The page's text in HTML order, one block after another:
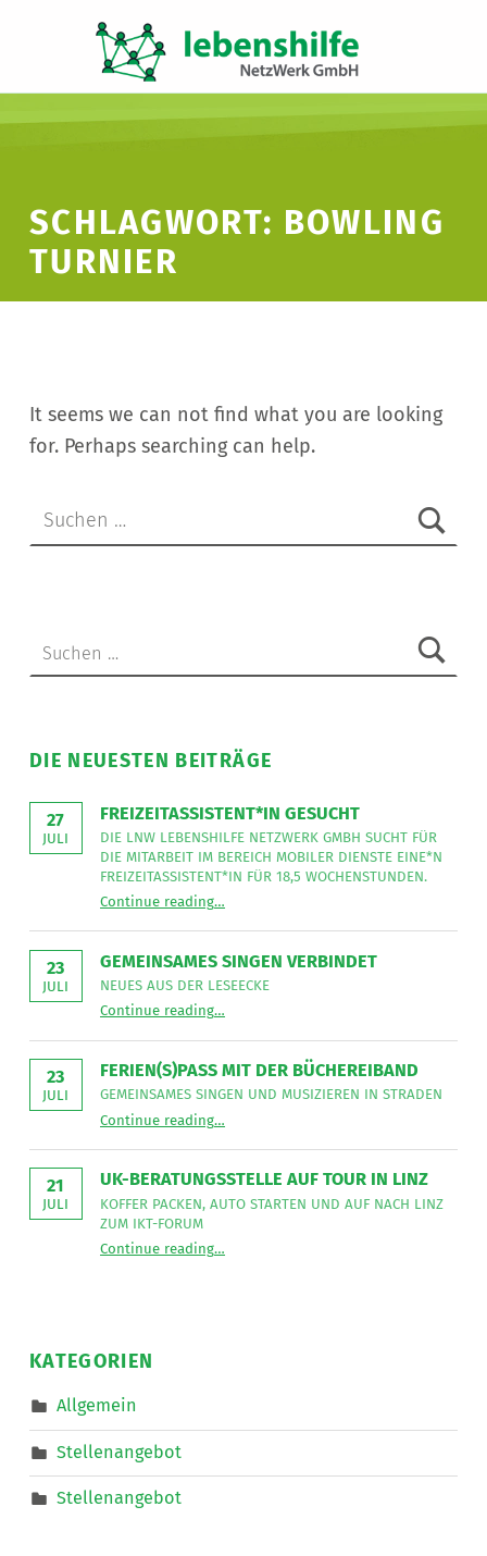
SCHLAGWORT: BOWLING
TURNIER
It seems we can not find what you are looking
for. Perhaps searching can help.
DIE NEUESTEN BEITRÄGE
27
JULI
FREIZEITASSISTENT*IN GESUCHT
DIE LNW LEBENSHILFE NETZWERK GMBH SUCHT FÜR
DIE MITARBEIT IM BEREICH MOBILER DIENSTE EINE*N
FREIZEITASSISTENT*IN FÜR 18,5 WOCHENSTUNDEN.
Continue readingDie
Lebenshilfe
GmbH
für
die
im
Mobiler
eine*n
Freizeitassistent*in
für
…
23
JULI
GEMEINSAMES SINGEN VERBINDET
NEUES AUS DER LESEECKE
Continue readingNeues
der
”
…
23
JULI
FERIEN(S)PASS MIT DER BÜCHEREIBAND
GEMEINSAMES SINGEN UND MUSIZIEREN IN STRADEN
Continue readingGemeinsames
und
in
Straden
”
…
21
JULI
UK-BERATUNGSSTELLE AUF TOUR IN LINZ
KOFFER PACKEN, AUTO STARTEN UND AUF NACH LINZ
ZUM IKT-FORUM
Continue readingUK-Beratungsstelle auf Tour in Linz
Koffer
…
KATEGORIEN
Allgemein
Stellenangebot
Stellenangebot